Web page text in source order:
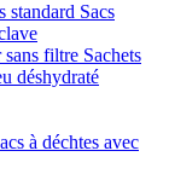
standard Sacs
sans filtre Sachets
déshydraté
à déchtes avec